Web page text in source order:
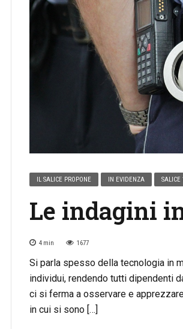
IL SALICE PROPONE IN EVIDENZA SALICE
Le indagini
4 min 1677
Si parla spesso della tecnologia in
individui, rendendo tutti dipendenti
ci si ferma a osservare e
in cui si sono […]